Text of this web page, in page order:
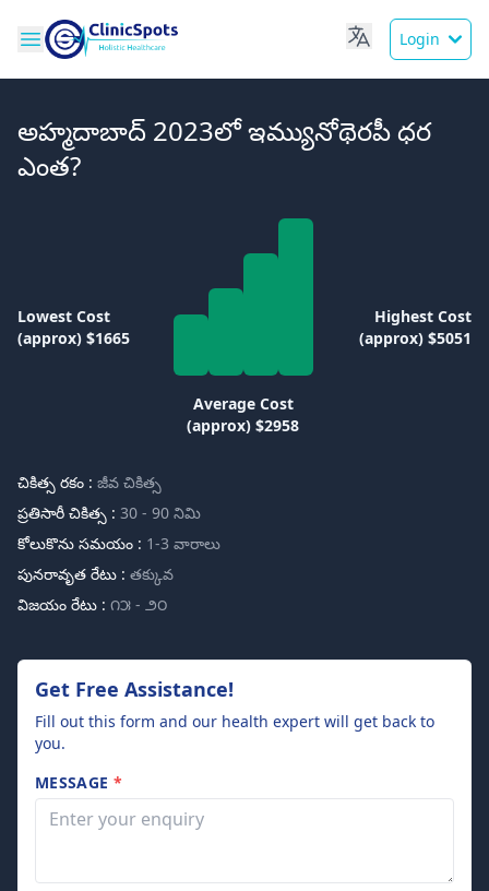
Login
అహ్మదాబాద్ 2023లో ఇమ్యునోథెరపీ ధర
ఎంత?
Lowest Cost
(approx) $1665
Average Cost
(approx) $2958
Highest Cost
(approx) $5051
చికిత్స రకం : జీవ చికిత్స
ప్రతిసారీ చికిత్స : 30 - 90 నిమి
కోలుకొను సమయం : 1-3 వారాలు
పునరావృత రేటు : తక్కువ
విజయం రేటు : ౧౫ - ౨౦
Get Free Assistance!
Fill out this form and our health expert will get back to
you.
MESSAGE *